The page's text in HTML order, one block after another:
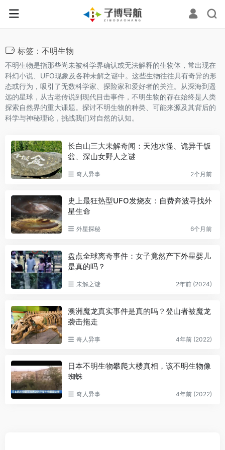
标签：不明生物
不明生物是指那些尚未被科学界确认或无法解释的生物体，常出现在
科幻小说、UFO现象及各种未解之谜中。这些生物往往具有奇异的形
态或行为，吸引了无数科学家、探险家和爱好者的关注。从深海到遥
远的星球，从古老传说到现代目击事件，不明生物的存在始终是人类
探索自然界的重大课题。探讨不明生物的种类、可能来源及其背后的
科学与神秘理论，挑战我们对自然的认知。
长白山三大未解奇闻：天池水怪、诡异干饭
盆、深山女野人之谜
奇人异事 2个月前
史上最狂热型UFO发烧友：自费奔波寻找外
星生命
外星探秘 6个月前
盘点全球离奇事件：女子竟然产下外星婴儿
是真的吗？
未解之谜 2年前 (2024)
澳洲魔龙真实事件是真的吗？登山者被魔龙
袭击拖走
奇人异事 4年前 (2022)
日本不明生物攀爬大楼真相，该不明生物像
蜘蛛
奇人异事 4年前 (2022)